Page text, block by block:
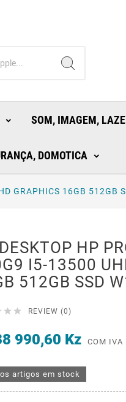
SOM, IMAGEM,
DOMOTICA
GRAPHICS 16GB 512GB
HP
I5-13500
512GB SSD
  REVIEW (0)
990,60 Kz COM IVA
artigos em stock